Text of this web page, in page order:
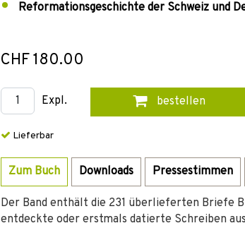
Reformationsgeschichte der Schweiz und
CHF 180.00
Expl. bestellen
Lieferbar
Zum Buch Downloads Pressestimmen
Der Band enthält die 231 überlieferten Briefe
entdeckte oder erstmals datierte Schreiben